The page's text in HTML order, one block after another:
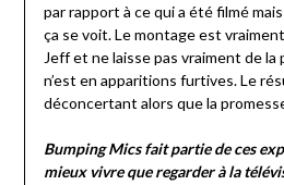
par rapport à ce qui a été filmé
ça se voit. Le montage est
Jeff et ne laisse pas vraiment de la
n’est en apparitions furtives. Le
déconcertant alors que la
Bumping Mics fait partie de ces
mieux vivre que regarder à la